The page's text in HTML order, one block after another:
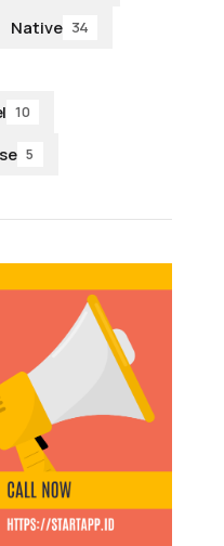
Native 34
10
5